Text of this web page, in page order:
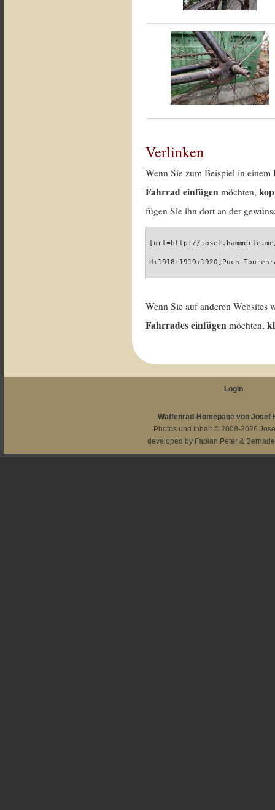
Verlinken
Wenn Sie zum Beispiel in
Fahrrad einfügen möchten,
fügen Sie ihn dort an der
[url=http://
d+1918+1919+1920]Puch
Wenn Sie auf anderen
Fahrrades einfügen möchten,
Login
Waffenrad-Homepage von Josef
Photos und Inhalt © 2008-2026
developed by Fabian Peter &